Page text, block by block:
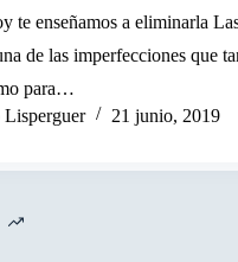
te enseñamos a eliminarla
de las imperfecciones que
para…
Lisperguer
21 junio, 2019